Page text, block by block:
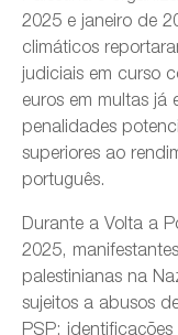
2025 e janeiro de
climáticos
judiciais em curso
euros em multas já
penalidades
superiores ao
português.
Durante a Volta a
2025,
palestinianas na
sujeitos a abusos
PSP: